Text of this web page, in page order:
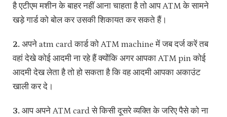
है एटीएम मशीन के बाहर नहीं आना चाहता है तो आप ATM के सामने
खड़े गार्ड को बोल कर उसकी शिकायत कर सकते हैं।
2. अपने atm card कार्ड को ATM machine में जब दर्ज करें तब
वहां देखे कोई आदमी ना रहे हैं क्योंकि अगर आपका ATM pin कोई
आदमी देख लेता है तो हो सकता है कि वह आदमी आपका अकाउंट
खाली कर दे।
3. आप अपने ATM card से किसी दूसरे व्यक्ति के जरिए पैसे को ना